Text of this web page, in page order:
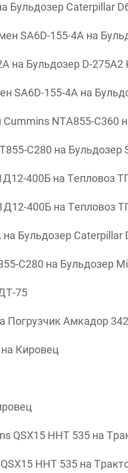
Бульдозер Caterpillar
SA6D-155-4A на
на Бульдозер D-275A2
155-4A на
NTA855-C360
C280 на Бульдозер
400Б на Тепловоз
400Б на Тепловоз
Бульдозер Caterpillar
C280 на Бульдозер
75
Погрузчик Амкадор
Кировец
QSX15 HHT 535 на
HHT 535 на